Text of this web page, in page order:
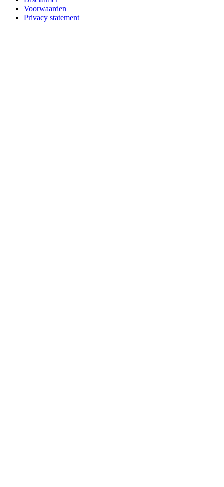
Voorwaarden
Privacy statement